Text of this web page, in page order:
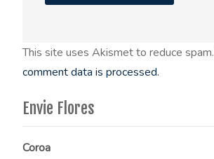
This site uses Akismet to reduce spam.
comment data is processed.
Envie Flores
Coroa